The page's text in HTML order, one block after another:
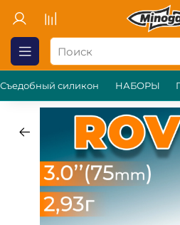
Съедобный силикон НАБОРЫ